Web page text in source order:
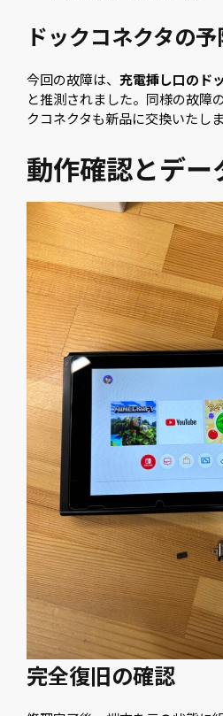
ドックコネクタの
今回の故障は、 充電挿し口のド
と推測されました。同様の故障
クコネクタも新品に交換いたしま
動作確認とデー
完全復旧の確認